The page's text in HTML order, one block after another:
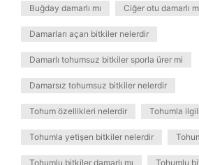
Buğday damarlı mı Ciğer otu damarlı
Damarları açan bitkiler nelerdir
Damarlı tohumsuz bitkiler sporla ürer mi
Damarsız tohumsuz bitkiler nelerdir
Tohum özellikleri nelerdir Tohumla
Tohumla yetişen bitkiler nelerdir
Tohumlu bitkiler damarlı mı Tohumlu